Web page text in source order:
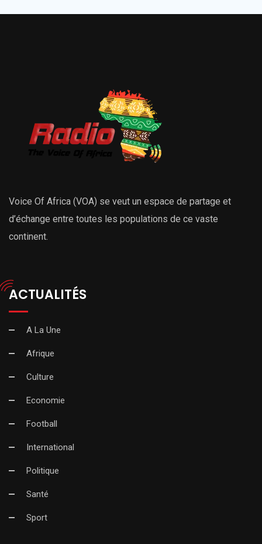
Voice Of Africa (VOA) se veut un espace de partage et
d’échange entre toutes les populations de ce vaste
continent.
ACTUALITÉS
A La Une
Afrique
Culture
Economie
Football
International
Politique
Santé
Sport